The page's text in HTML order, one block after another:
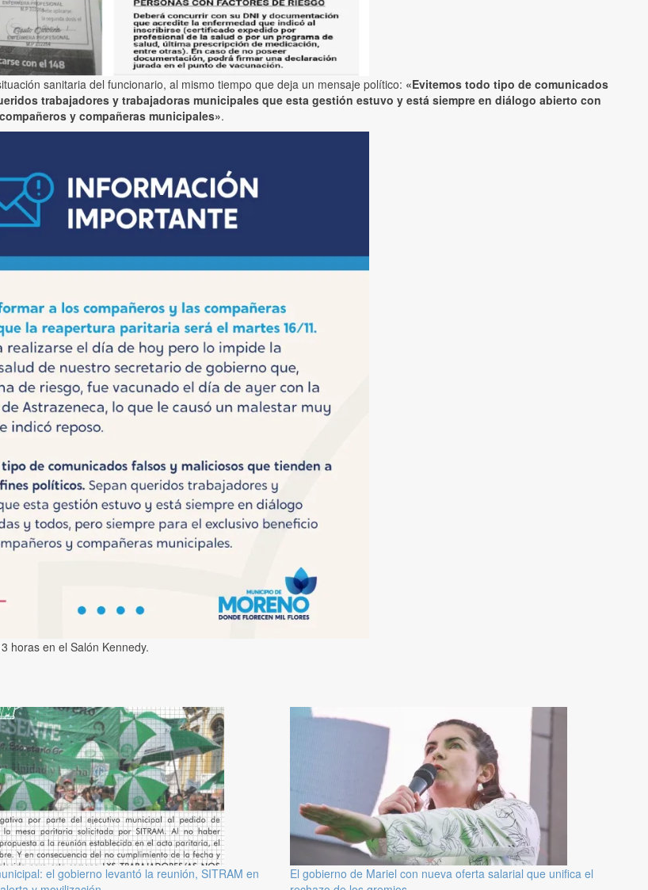
sanitaria del funcionario, al mismo tiempo que deja un mensaje político: «Evitemos todo tipo de comunicados
trabajadores y trabajadoras municipales que esta gestión estuvo y está siempre en diálogo abierto con
y compañeras municipales».
horas en el Salón Kennedy.
el gobierno levantó la reunión, SITRAM en
El gobierno de Mariel con nueva oferta salarial que unifica el